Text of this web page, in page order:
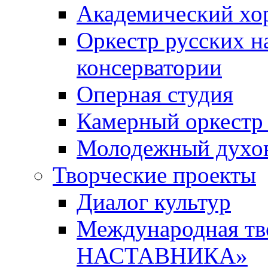
Академический
Оркестр русских
консерватории
Оперная студия
Камерный оркестр
Молодежный
Творческие проекты
Диалог культур
Международная
НАСТАВНИКА»